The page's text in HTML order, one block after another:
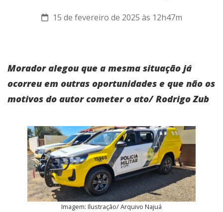
15 de fevereiro de 2025 às 12h47m
Morador alegou que a mesma situação já
ocorreu em outras oportunidades e que não os
motivos do autor cometer o ato/ Rodrigo Zub
Imagem: Ilustração/ Arquivo Najuá